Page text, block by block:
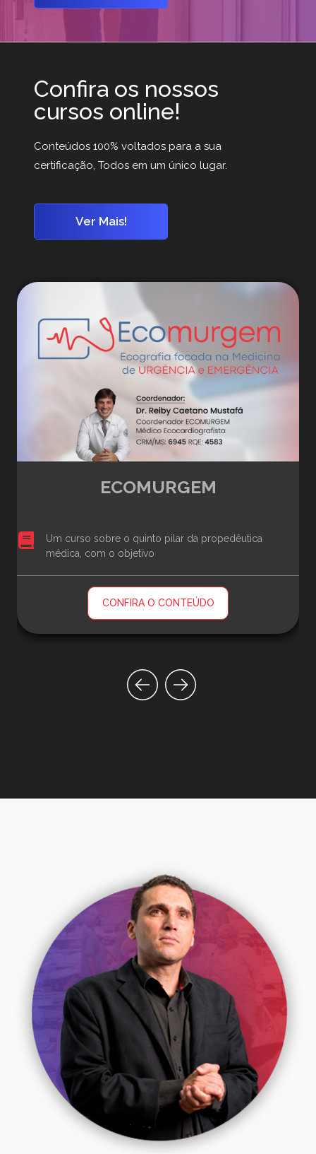
Confira os nossos
cursos online!
Conteúdos 100% voltados para a sua
certificação, Todos em um único lugar.
Ver Mais!
ECOMURGEM
Um curso sobre o quinto pilar da propedêutica
médica, com o objetivo
CONFIRA O CONTEÚDO